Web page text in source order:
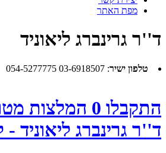
מפת האתר
ד''ר גרינברג ליאוניד
טלפון ישיר:
03-6918507 054-5277775
התקבלו 0
ד''ר גרינברג ליאוניד